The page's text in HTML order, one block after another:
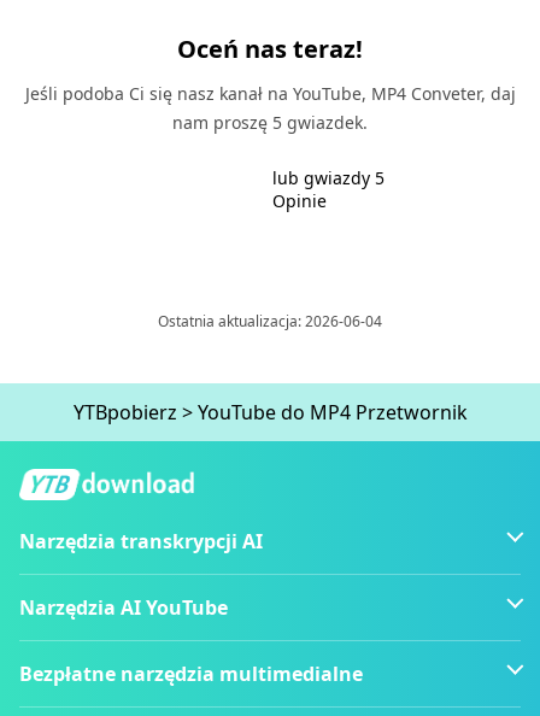
Oceń nas teraz!
Jeśli podoba Ci się nasz kanał na YouTube, MP4 Conveter, daj
nam proszę 5 gwiazdek.
lub gwiazdy 5
Opinie
Ostatnia aktualizacja: 2026-06-04
YTBpobierz >YouTube do MP4 Przetwornik
Narzędzia transkrypcji AI
Narzędzia AI YouTube
Bezpłatne narzędzia multimedialne